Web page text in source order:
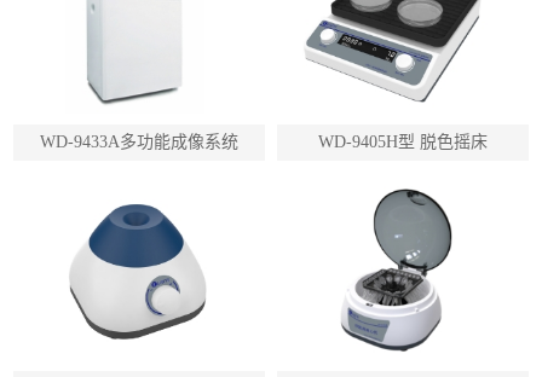
WD-9433A多功能成像系统 WD-9405H型 脱色摇床